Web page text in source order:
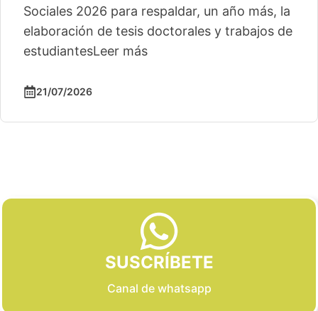
Sociales 2026 para respaldar, un año más, la
elaboración de tesis doctorales y trabajos de
estudiantesLeer más
21/07/2026
SUSCRÍBETE
Canal de whatsapp